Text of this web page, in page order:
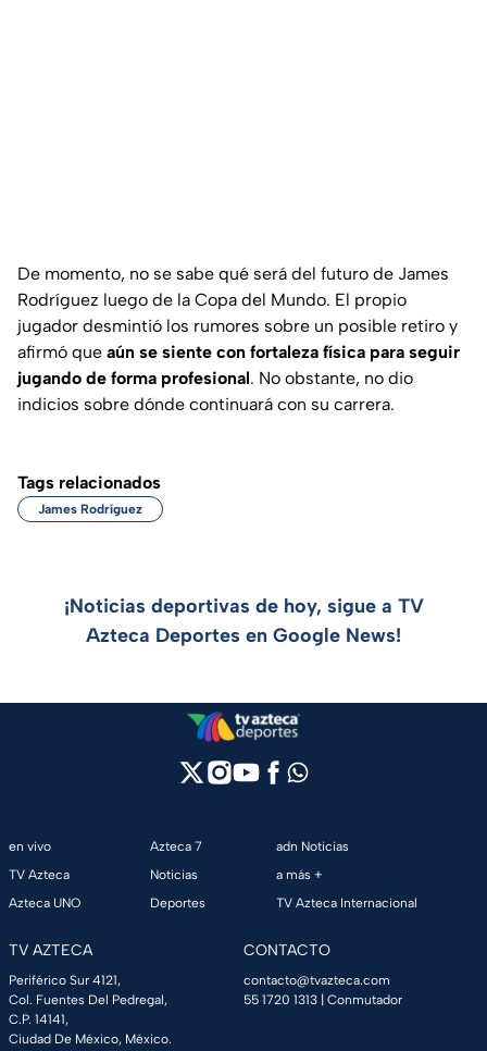
De momento, no se sabe qué será del futuro de James
Rodríguez luego de la Copa del Mundo. El propio
jugador desmintió los rumores sobre un posible retiro y
afirmó que aún se siente con fortaleza física para seguir
jugando de forma profesional. No obstante, no dio
indicios sobre dónde continuará con su carrera.
Tags relacionados
James Rodríguez
¡Noticias deportivas de hoy, sigue a TV
Azteca Deportes en Google News!
en vivo
TV Azteca
Azteca UNO
Azteca 7
Noticias
Deportes
adn Noticias
a más +
TV Azteca Internacional
TV AZTECA
Periférico Sur 4121,
Col. Fuentes Del Pedregal,
C.P. 14141,
Ciudad De México, México.
CONTACTO
contacto@tvazteca.com
55 1720 1313 | Conmutador